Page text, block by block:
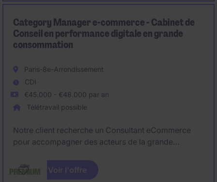
Category Manager e-commerce - Cabinet de
Conseil en performance digitale en grande
consommation
Paris-8e-Arrondissement
CDI
€45.000 - €48.000 par an
Télétravail possible
Notre client recherche un Consultant eCommerce
pour accompagner des acteurs de la grande
performance digitale sur les canaux eCommerce. Le
poste s'inscrit dans le secteur du conseil en
Voir l'offre